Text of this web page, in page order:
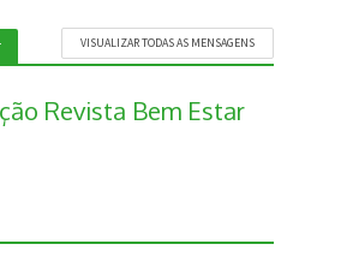
VISUALIZAR TODAS AS MENSAGENS
Revista Bem Estar